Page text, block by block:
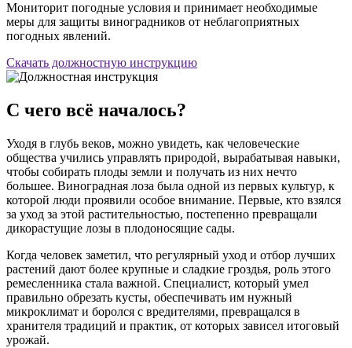
Мониторит погодные условия и принимает необходимые
меры для защиты виноградников от неблагоприятных
погодных явлений.
Скачать должностную инструкцию
С чего всё началось?
Уходя в глубь веков, можно увидеть, как человеческие
общества учились управлять природой, вырабатывая навыки,
чтобы собирать плоды земли и получать из них нечто
большее. Виноградная лоза была одной из первых культур, к
которой люди проявили особое внимание. Первые, кто взялся
за уход за этой растительностью, постепенно превращали
дикорастущие лозы в плодоносящие сады.
Когда человек заметил, что регулярный уход и отбор лучших
растений дают более крупные и сладкие гроздья, роль этого
ремесленника стала важной. Специалист, который умел
правильно обрезать кусты, обеспечивать им нужный
микроклимат и боролся с вредителями, превращался в
хранителя традиций и практик, от которых зависел итоговый
урожай.